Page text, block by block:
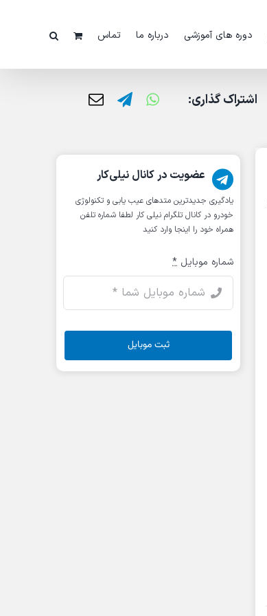
دوره های آموزشی درباره ما تماس
اشتراک گذاری:
عضویت در کانال نیلی‌کار
یادگیری جدیدترین متد‌های عیب یابی‌ و تکنولوژی
خودرو در کانال تلگرام نیلی کار لطفا شماره تلفن
همراه خود را اینجا وارد کنید
شماره موبایل *
ثبت موبایل